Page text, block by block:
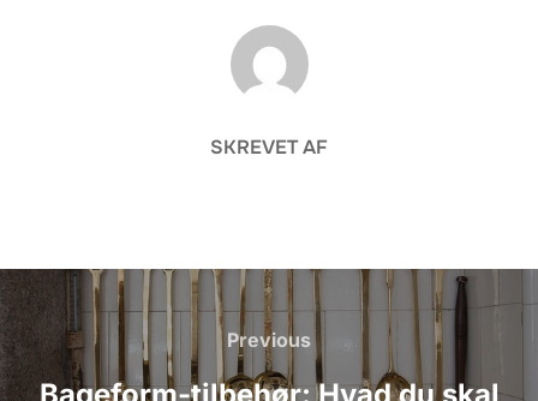
FORFATTER
SKREVET AF
Indlægsnavigation
Previous
Previous
Bageform-tilbehør: Hvad du skal